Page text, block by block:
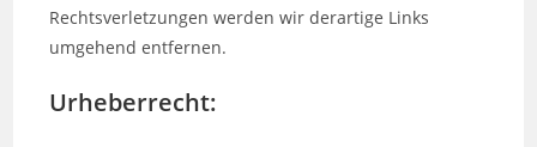
Rechtsverletzungen werden wir derartige Links
umgehend entfernen.
Urheberrecht: